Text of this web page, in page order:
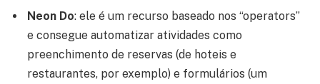
Neon Do: ele é um recurso baseado nos “operators”
e consegue automatizar atividades como
preenchimento de reservas (de hoteis e
restaurantes, por exemplo) e formulários (um